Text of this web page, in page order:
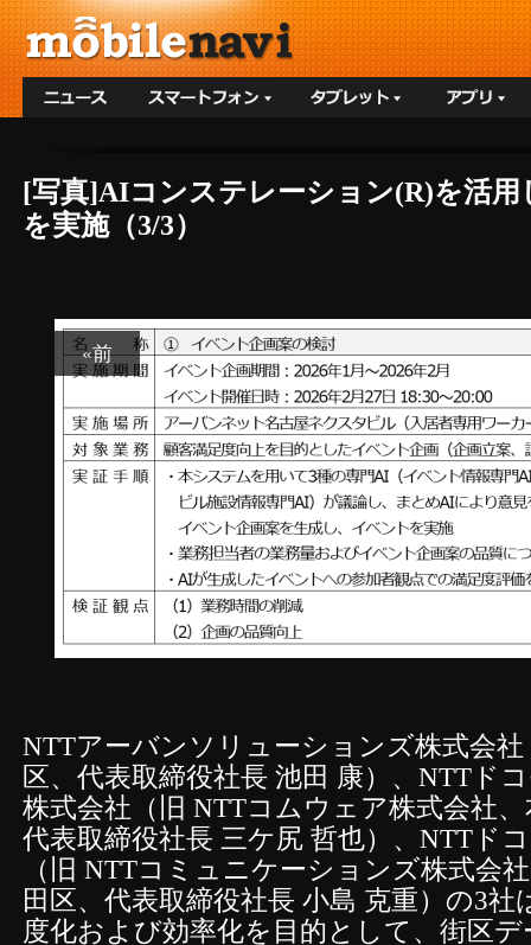
[写真]AIコンステレーション(R)を活
を実施（3/3）
«前
NTTアーバンソリューションズ株式会
区、代表取締役社長 池田 康）、NTTド
株式会社（旧 NTTコムウェア株式会社
代表取締役社長 三ケ尻 哲也）、NTTド
（旧 NTTコミュニケーションズ株式会
田区、代表取締役社長 小島 克重）の3
度化および効率化を目的として、街区